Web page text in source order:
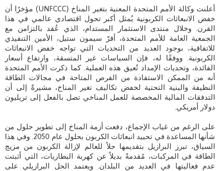
أعلنت وكالة الأمم المتحدة المعنية بتغير المناخ (UNFCCC) مؤخرًا أن
خفض الانبعاثات الكربونية يُمثل أكبر تحول اقتصادي عالمي في هذا
القرن. وخلال منتدى الاستثمار المستدام، الذي عُقد بالتزامن مع
الجمعية العامة للأمم المتحدة، أقرّ سيمون ستيل، الأمين التنفيذي
للاتفاقية، بوجود العديد من التحديات التي تواجه خفض الانبعاثات
الكربونية. ووفقًا له، فإن السياسات غير المتسقة، وارتفاع أسعار
الفائدة، وتحديات الإمداد تُعيق هذه العملية. كما ذكرت الأمم المتحدة
أنه من الممكن الاستفادة من الفرص المتاحة في مجالات الطاقة
النظيفة والبنية التحتية لخفض تكاليف تغير المناخ، مشيرةً إلى أن
التدفقات المالية المخصصة للعمل المناخي تصل بالفعل إلى تريليون
دولار أمريكي.
على الرغم من غياب الإجماع، دفعت أزمة المناخ إلى تطوير حلول من
شأنها المساعدة في تحييد انبعاثات الكربون بحلول عام 2050. وفي هذا
السياق، تبرز البرازيل بتقديمها حلاً للعالم لإزالة الكربون من مزيج
الطاقة في المركبات، مُقدمةً بديلاً عن كهربة البطاريات، التي أثبتت
عدم فعاليتها في العديد من البلدان. ​​ويعتمد الحل البرازيلي على